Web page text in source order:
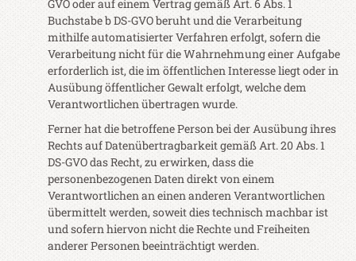
GVO oder auf einem Vertrag gemäß Art. 6 Abs. 1
Buchstabe b DS-GVO beruht und die Verarbeitung
mithilfe automatisierter Verfahren erfolgt, sofern die
Verarbeitung nicht für die Wahrnehmung einer Aufgabe
erforderlich ist, die im öffentlichen Interesse liegt oder in
Ausübung öffentlicher Gewalt erfolgt, welche dem
Verantwortlichen übertragen wurde.
Ferner hat die betroffene Person bei der Ausübung ihres
Rechts auf Datenübertragbarkeit gemäß Art. 20 Abs. 1
DS-GVO das Recht, zu erwirken, dass die
personenbezogenen Daten direkt von einem
Verantwortlichen an einen anderen Verantwortlichen
übermittelt werden, soweit dies technisch machbar ist
und sofern hiervon nicht die Rechte und Freiheiten
anderer Personen beeinträchtigt werden.